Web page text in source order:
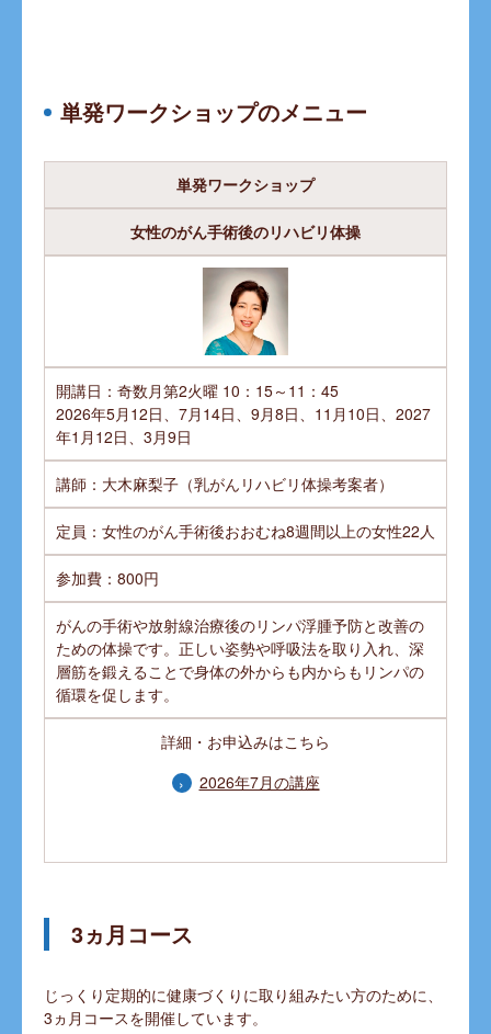
単発ワークショップのメニュー
単発ワークショップ
女性のがん手術後のリハビリ体操
開講日：奇数月第2火曜 10：15～11：45
2026年5月12日、7月14日、9月8日、11月10日、2027
年1月12日、3月9日
講師：大木麻梨子（乳がんリハビリ体操考案者）
定員：女性のがん手術後おおむね8週間以上の女性22人
参加費：800円
がんの手術や放射線治療後のリンパ浮腫予防と改善の
ための体操です。正しい姿勢や呼吸法を取り入れ、深
層筋を鍛えることで身体の外からも内からもリンパの
循環を促します。
詳細・お申込みはこちら
2026年7月の講座
3ヵ月コース
じっくり定期的に健康づくりに取り組みたい方のために、
3ヵ月コースを開催しています。